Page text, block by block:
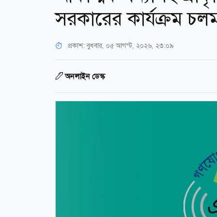
সরকারের কার্যক্রম
প্রকাশ:বুধবার, ০৫ আগস্ট, ২০২৬, ২৩:০৯
অনলাইন ডেস্ক